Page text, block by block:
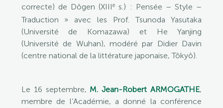
correcte) de Dôgen (XIIIe s.) : Pensée – Style –
Traduction » avec les Prof. Tsunoda Yasutaka
(Université de Komazawa) et He Yanjing
(Université de Wuhan), modéré par Didier Davin
(centre national de la littérature japonaise, Tôkyô).
Le 16 septembre, M. Jean-Robert ARMOGATHE,
membre de l’Académie, a donné la conférence